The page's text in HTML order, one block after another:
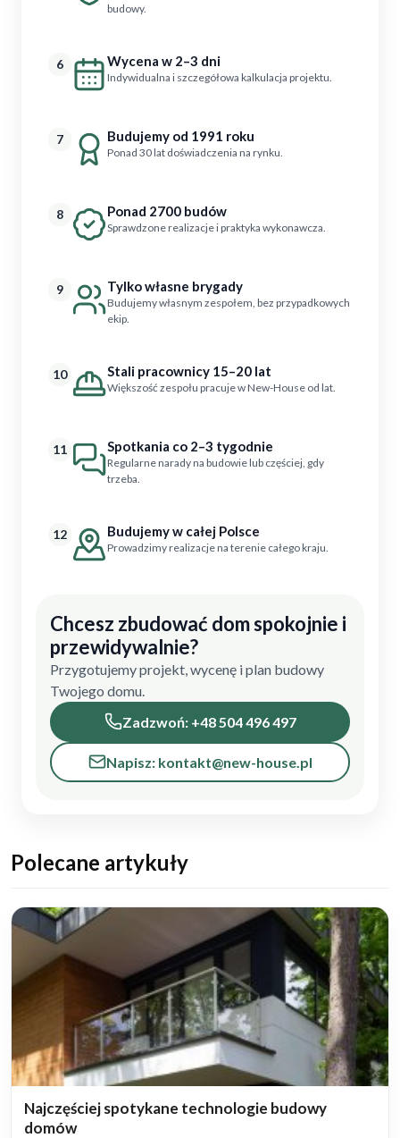
budowy.
6 Wycena w 2–3 dni
Indywidualna i szczegółowa kalkulacja projektu.
7 Budujemy od 1991 roku
Ponad 30 lat doświadczenia na rynku.
8 Ponad 2700 budów
Sprawdzone realizacje i praktyka wykonawcza.
9 Tylko własne brygady
Budujemy własnym zespołem, bez przypadkowych
ekip.
10 Stali pracownicy 15–20 lat
Większość zespołu pracuje w New-House od lat.
11 Spotkania co 2–3 tygodnie
Regularne narady na budowie lub częściej, gdy
trzeba.
12 Budujemy w całej Polsce
Prowadzimy realizacje na terenie całego kraju.
Chcesz zbudować dom spokojnie i
przewidywalnie?
Przygotujemy projekt, wycenę i plan budowy
Twojego domu.
Zadzwoń: +48 504 496 497
Napisz: kontakt@new-house.pl
Polecane artykuły
Najczęściej spotykane technologie budowy
domów